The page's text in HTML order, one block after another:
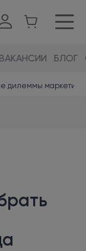
ВАКАНСИИ БЛОГ
дилеммы